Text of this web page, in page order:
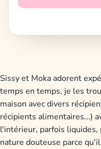
Sissy et Moka adorent
temps en temps, je les
maison avec divers
récipients alimentaires...)
l'intérieur, parfois liquides,
nature douteuse parce